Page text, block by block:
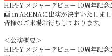
HIPPY メジャーデビュー 10周年記
画 in ARENAに出演が決定いたしまし
皆様のご来場お待ちしております。
＜公演概要＞
HIPPY メジャーデビュー 10周年記